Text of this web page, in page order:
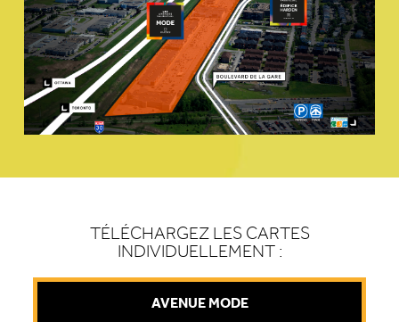
TÉLÉCHARGEZ LES CARTES
INDIVIDUELLEMENT :
AVENUE MODE